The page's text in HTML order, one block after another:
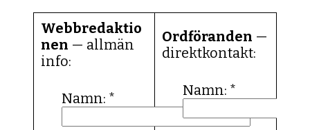
Webbredaktio
nen — allmän
info:
Namn: *
Ordföranden —
direktkontakt:
Namn: *